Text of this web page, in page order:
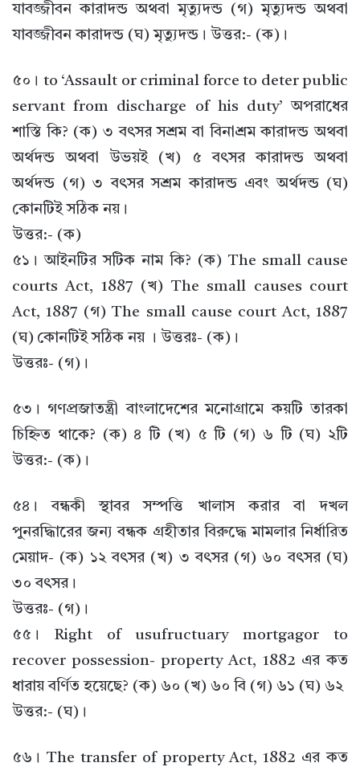
যাবজ্জীবন কারাদন্ড অথবা মৃত্যুদন্ড (গ) মৃত্যুদন্ড অথবা
যাবজ্জীবন কারাদন্ড (ঘ) মৃত্যুদন্ড। উত্তর:- (ক)।
৫০। to ‘Assault or criminal force to deter public
servant from discharge of his duty’ অপরাধের
শাস্তি কি? (ক) ৩ বৎসর সশ্রম বা বিনাশ্রম কারাদন্ড অথবা
অর্থদন্ড অথবা উভয়ই (খ) ৫ বৎসর কারাদন্ড অথবা
অর্থদন্ড (গ) ৩ বৎসর সশ্রম কারাদন্ড এবং অর্থদন্ড (ঘ)
কোনটিই সঠিক নয়।
উত্তর:- (ক)
৫১। আইনটির সটিক নাম কি? (ক) The small cause
courts Act, 1887 (খ) The small causes court
Act, 1887 (গ) The small cause court Act, 1887
(ঘ) কোনটিই সঠিক নয় । উত্তরঃ- (ক)।
উত্তরঃ- (গ)।
৫৩। গণপ্রজাতন্ত্রী বাংলাদেশের মনোগ্রামে কয়টি তারকা
চিহ্নিত থাকে? (ক) ৪ টি (খ) ৫ টি (গ) ৬ টি (ঘ) ২টি
উত্তর:- (ক)।
৫৪। বন্ধকী স্থাবর সম্পত্তি খালাস করার বা দখল
পুনরদ্ধিারের জন্য বন্ধক গ্রহীতার বিরুদ্ধে মামলার নির্ধারিত
মেয়াদ- (ক) ১২ বৎসর (খ) ৩ বৎসর (গ) ৬০ বৎসর (ঘ)
৩০ বৎসর।
উত্তরঃ- (গ)।
৫৫। Right of usufructuary mortgagor to
recover possession- property Act, 1882 এর কত
ধারায় বর্ণিত হয়েছে? (ক) ৬০ (খ) ৬০ বি (গ) ৬১ (ঘ) ৬২
উত্তর:- (ঘ)।
৫৬। The transfer of property Act, 1882 এর কত